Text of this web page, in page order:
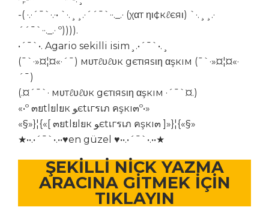
-( ·.·´¯`·.·• `·.¸¸.·´´¯`··._.· (χαт ηι¢кℓєяι) `·.¸¸.·
´´¯`··._.· º)))).
•´¯`•. Agario sekilli isim¸.•´¯`•.¸
(¯`·»¤¦¤«·´¯) мυтℓυℓυк gєтιяѕιη αşкıм (¯`·»¤¦¤«·
´¯)
(.¤´¯`· мυтℓυℓυк gєтιяѕιη αşкıм ·´¯`¤.)
«•º ๓ยtlยlยк ﻮєtเгรเภ คşкı๓º•»
«§»}¦{«[ ๓ยtlยlยк ﻮєtเгรเภ คşкı๓ ]»}¦{«§»
★••.•´¯`•.••♥en güzel ♥••.•´¯`•.••★
ŞEKİLLİ NİCK YAZMA
ARACINA GİTMEK İÇİN
TIKLAYIN